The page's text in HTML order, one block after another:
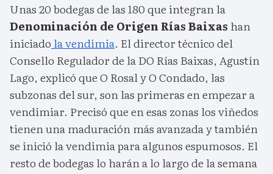
Unas 20 bodegas de las 180 que integran la
Denominación de Origen Rías Baixas han
iniciado la vendimia. El director técnico del
Consello Regulador de la DO Rías Baixas, Agustín
Lago, explicó que O Rosal y O Condado, las
subzonas del sur, son las primeras en empezar a
vendimiar. Precisó que en esas zonas los viñedos
tienen una maduración más avanzada y también
se inició la vendimia para algunos espumosos. El
resto de bodegas lo harán a lo largo de la semana